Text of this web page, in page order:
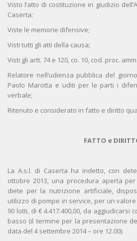
Visto l’atto di costituzione in giudizio
Caserta;
Viste le memorie difensive;
Visti tutti gli atti della causa;
Visti gli artt. 74 e 120, co. 10, cod. proc.
Relatore nell’udienza pubblica del
Paolo Marotta e uditi per le parti i
verbale;
Ritenuto e considerato in fatto e diritto
FATTO e
La A.s.l. di Caserta ha indetto, con
ottobre 2013, una procedura aperta
diete per la nutrizione artificiale,
utilizzo di pompe in service, per un
90 lotti, di € 4.417.400,00, da aggiudicarsi
basso (il termine per la presentazione
data del 4 settembre 2014 – ore 12.00).